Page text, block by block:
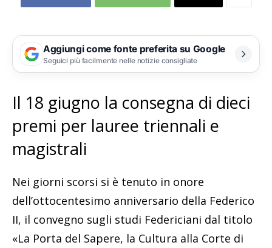
Aggiungi come fonte preferita su Google
Seguici più facilmente nelle notizie consigliate
Il 18 giugno la consegna di dieci
premi per lauree triennali e
magistrali
Nei giorni scorsi si è tenuto in onore
dell’ottocentesimo anniversario della Federico
II, il convegno sugli studi Federiciani dal titolo
«La Porta del Sapere, la Cultura alla Corte di